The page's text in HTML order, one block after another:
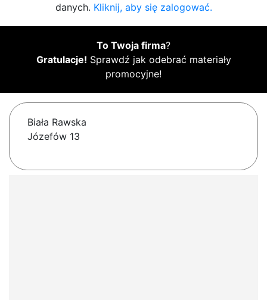
danych. Kliknij, aby się zalogować.
To Twoja firma?
Gratulacje! Sprawdź jak odebrać materiały
promocyjne!
Biała Rawska
Józefów 13